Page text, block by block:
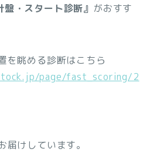
・スタート診断』 がおすす
を眺める診断はこちら
page/fast_scoring/2
届けしています。